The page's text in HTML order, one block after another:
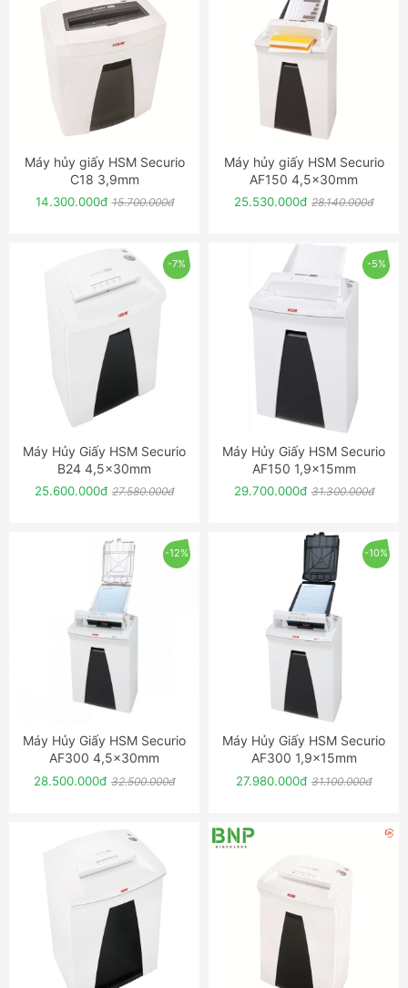
ĐẶT NGAY
Máy hủy giấy HSM Securio
C18 3,9mm
14.300.000đ 15.700.000đ
ĐẶT NGAY
Máy hủy giấy HSM Securio
AF150 4,5x30mm
25.530.000đ 28.140.000đ
-7%
ĐẶT NGAY
Máy Hủy Giấy HSM Securio
B24 4,5x30mm
25.600.000đ 27.580.000đ
-5%
ĐẶT NGAY
Máy Hủy Giấy HSM Securio
AF150 1,9x15mm
29.700.000đ 31.300.000đ
-12%
ĐẶT NGAY
Máy Hủy Giấy HSM Securio
AF300 4,5x30mm
28.500.000đ 32.500.000đ
-10%
ĐẶT NGAY
Máy Hủy Giấy HSM Securio
AF300 1,9x15mm
27.980.000đ 31.100.000đ